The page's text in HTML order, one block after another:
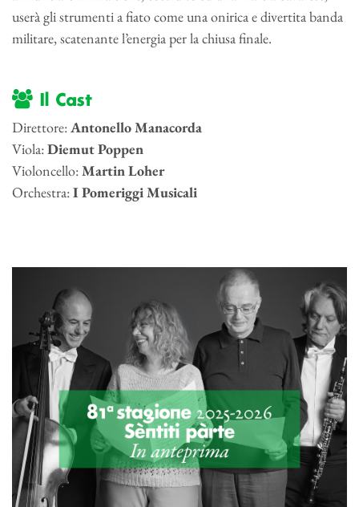
userà gli strumenti a fiato come una onirica e divertita banda
militare, scatenante l’energia per la chiusa finale.
Il Cast
Direttore:Antonello Manacorda
Viola:DiemutPoppen
Violoncello:MartinLoher
Orchestra:I Pomeriggi Musicali